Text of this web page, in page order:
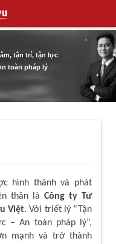
tận trí, tận lực
toàn pháp lý
hình thành và phát
thân là Công ty Tư
Việt. Với triết lý “Tận
– An toàn pháp lý”,
mạnh và trở thành